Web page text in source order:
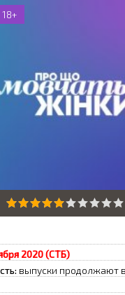
18+
2020 (СТБ)
выпуски продолжают